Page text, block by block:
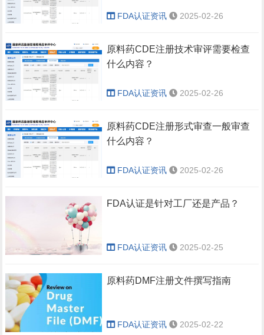
FDA认证资讯 2025-02-26
原料药CDE注册技术审评需要检查
什么内容？
FDA认证资讯 2025-02-26
原料药CDE注册形式审查一般审查
什么内容？
FDA认证资讯 2025-02-26
FDA认证是针对工厂还是产品？
FDA认证资讯 2025-02-25
原料药DMF注册文件撰写指南
FDA认证资讯 2025-02-22